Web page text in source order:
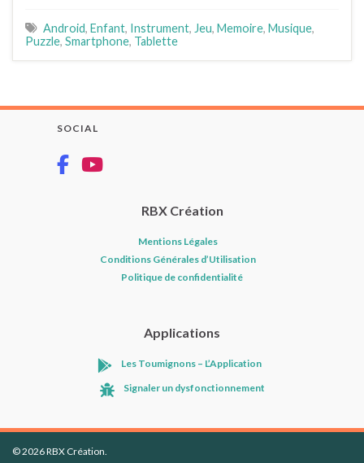
Android, Enfant, Instrument, Jeu, Memoire, Musique,
Puzzle, Smartphone, Tablette
SOCIAL
RBX Création
Mentions Légales
Conditions Générales d’Utilisation
Politique de confidentialité
Applications
Les Toumignons – L’Application
Signaler un dysfonctionnement
© 2026 RBX Création.